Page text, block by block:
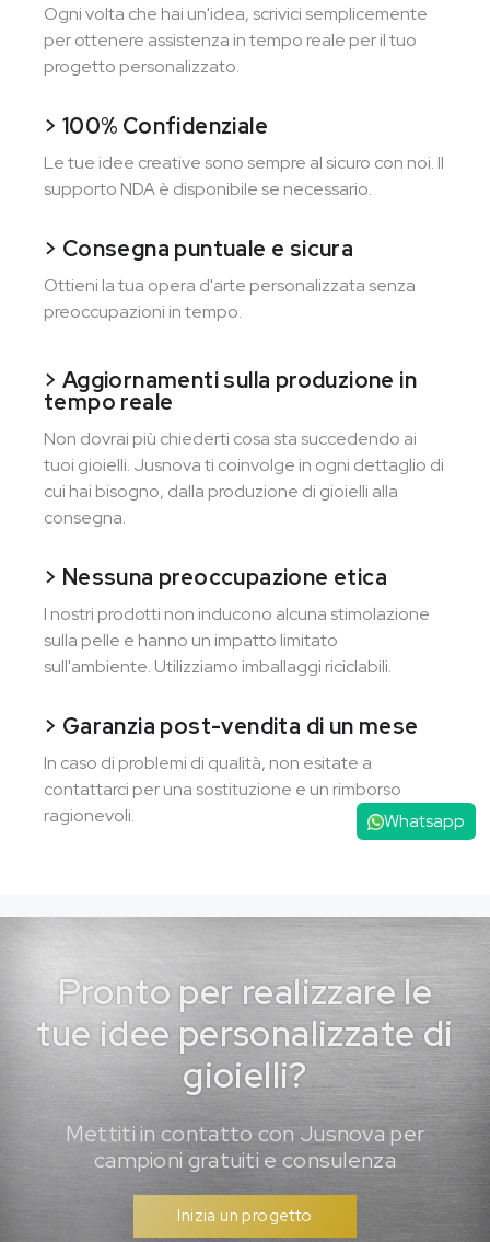
Ogni volta che hai un'idea, scrivici semplicemente
per ottenere assistenza in tempo reale per il tuo
progetto personalizzato.
> 100% Confidenziale
Le tue idee creative sono sempre al sicuro con noi. Il
supporto NDA è disponibile se necessario.
> Consegna puntuale e sicura
Ottieni la tua opera d'arte personalizzata senza
preoccupazioni in tempo.
> Aggiornamenti sulla produzione in
tempo reale
Non dovrai più chiederti cosa sta succedendo ai
tuoi gioielli. Jusnova ti coinvolge in ogni dettaglio di
cui hai bisogno, dalla produzione di gioielli alla
consegna.
> Nessuna preoccupazione etica
I nostri prodotti non inducono alcuna stimolazione
sulla pelle e hanno un impatto limitato
sull'ambiente. Utilizziamo imballaggi riciclabili.
> Garanzia post-vendita di un mese
In caso di problemi di qualità, non esitate a
contattarci per una sostituzione e un rimborso
ragionevoli.
Pronto per realizzare le
tue idee personalizzate di
gioielli?
Mettiti in contatto con Jusnova per
campioni gratuiti e consulenza
Inizia un progetto
Whatsapp